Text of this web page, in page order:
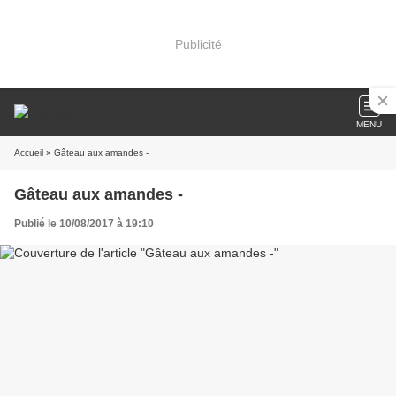
Publicité
MENU
Accueil » Gâteau aux amandes -
Gâteau aux amandes -
Publié le 10/08/2017 à 19:10